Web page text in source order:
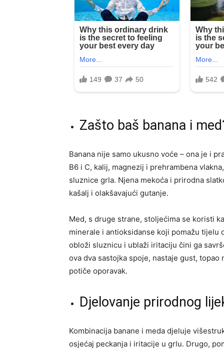
Zašto baš banana i
Banana nije samo ukusno voće – ona je i
B6 i C, kalij, magnezij i prehrambena
sluznice grla. Njena mekoća i prirodna
kašalj i olakšavajući gutanje.
Med, s druge strane, stoljećima se koristi
minerale i antioksidanse koji pomažu tijelu
obloži sluznicu i ublaži iritaciju čini ga
ova dva sastojka spoje, nastaje gust,
potiče oporavak.
Djelovanje prirodnog
Kombinacija banane i meda djeluje
osjećaj peckanja i iritacije u grlu. Drugo,